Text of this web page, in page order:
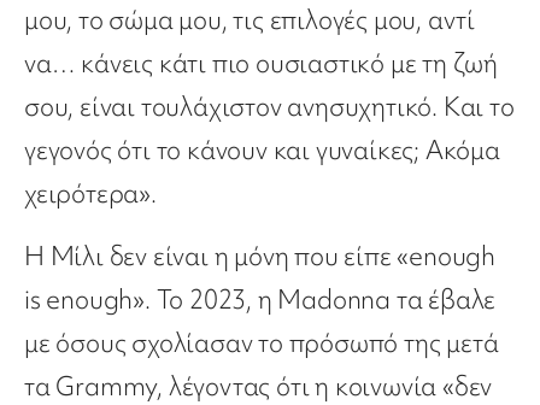
μου, το σώμα μου, τις επιλογές μου, αντί
να… κάνεις κάτι πιο ουσιαστικό με τη ζωή
σου, είναι τουλάχιστον ανησυχητικό. Και το
γεγονός ότι το κάνουν και γυναίκες; Ακόμα
χειρότερα».
Η Μίλι δεν είναι η μόνη που είπε «enough
is enough». Το 2023, η Madonna τα έβαλε
με όσους σχολίασαν το πρόσωπό της μετά
τα Grammy, λέγοντας ότι η κοινωνία «δεν